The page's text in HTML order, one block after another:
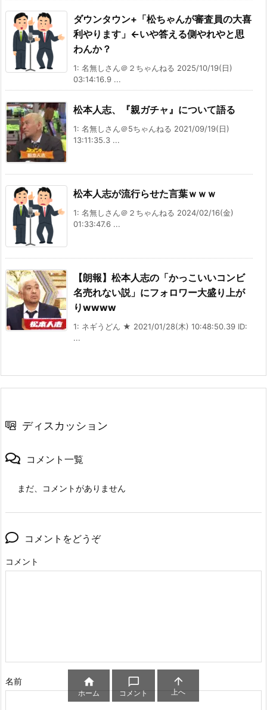
ダウンタウン+「松ちゃんが審査員の大喜
利やります」←いや答える側やれやと思
わんか？
1: 名無しさん＠２ちゃんねる 2025/10/19(日)
03:14:16.9 ...
松本人志、『親ガチャ』について語る
1: 名無しさん＠5ちゃんねる 2021/09/19(日)
13:11:35.3 ...
松本人志が流行らせた言葉ｗｗｗ
1: 名無しさん＠２ちゃんねる 2024/02/16(金)
01:33:47.6 ...
【朗報】松本人志の「かっこいいコンビ
名売れない説」にフォロワー大盛り上が
りwwww
1: ネギうどん ★ 2021/01/28(木) 10:48:50.39 ID:
...
ディスカッション
コメント一覧
まだ、コメントがありません
コメントをどうぞ
コメント
名前 
ホーム

コメント

上へ